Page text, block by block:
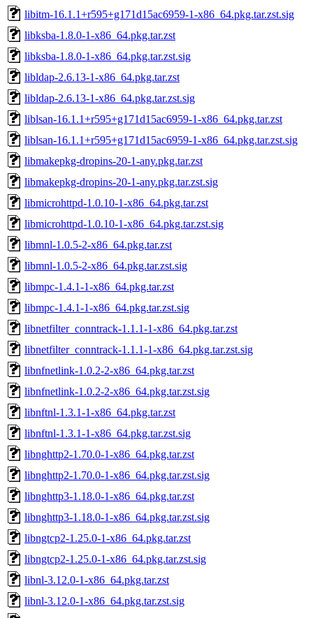
libitm-16.1.1+r595+g171d15ac6959-1-x86_64.pkg.tar.zst.sig
libksba-1.8.0-1-x86_64.pkg.tar.zst
libksba-1.8.0-1-x86_64.pkg.tar.zst.sig
libldap-2.6.13-1-x86_64.pkg.tar.zst
libldap-2.6.13-1-x86_64.pkg.tar.zst.sig
liblsan-16.1.1+r595+g171d15ac6959-1-x86_64.pkg.tar.zst
liblsan-16.1.1+r595+g171d15ac6959-1-x86_64.pkg.tar.zst.sig
libmakepkg-dropins-20-1-any.pkg.tar.zst
libmakepkg-dropins-20-1-any.pkg.tar.zst.sig
libmicrohttpd-1.0.10-1-x86_64.pkg.tar.zst
libmicrohttpd-1.0.10-1-x86_64.pkg.tar.zst.sig
libmnl-1.0.5-2-x86_64.pkg.tar.zst
libmnl-1.0.5-2-x86_64.pkg.tar.zst.sig
libmpc-1.4.1-1-x86_64.pkg.tar.zst
libmpc-1.4.1-1-x86_64.pkg.tar.zst.sig
libnetfilter_conntrack-1.1.1-1-x86_64.pkg.tar.zst
libnetfilter_conntrack-1.1.1-1-x86_64.pkg.tar.zst.sig
libnfnetlink-1.0.2-2-x86_64.pkg.tar.zst
libnfnetlink-1.0.2-2-x86_64.pkg.tar.zst.sig
libnftnl-1.3.1-1-x86_64.pkg.tar.zst
libnftnl-1.3.1-1-x86_64.pkg.tar.zst.sig
libnghttp2-1.70.0-1-x86_64.pkg.tar.zst
libnghttp2-1.70.0-1-x86_64.pkg.tar.zst.sig
libnghttp3-1.18.0-1-x86_64.pkg.tar.zst
libnghttp3-1.18.0-1-x86_64.pkg.tar.zst.sig
libngtcp2-1.25.0-1-x86_64.pkg.tar.zst
libngtcp2-1.25.0-1-x86_64.pkg.tar.zst.sig
libnl-3.12.0-1-x86_64.pkg.tar.zst
libnl-3.12.0-1-x86_64.pkg.tar.zst.sig